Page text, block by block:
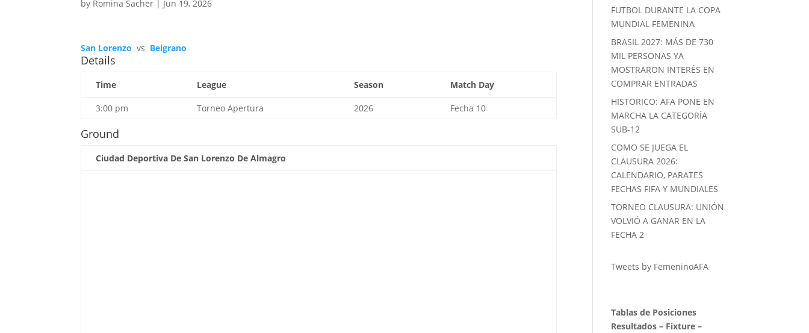
by Romina Sacher | Jun 19, 2026
San Lorenzo vs Belgrano
Details
Time League Season Match Day
3:00 pm Torneo Apertura 2026 Fecha 10
Ground
Ciudad Deportiva De San Lorenzo De Almagro
FUTBOL DURANTE LA COPA
MUNDIAL FEMENINA
BRASIL 2027: MÁS DE 730
MIL PERSONAS YA
MOSTRARON INTERÉS EN
COMPRAR ENTRADAS
HISTORICO: AFA PONE EN
MARCHA LA CATEGORÍA
SUB-12
COMO SE JUEGA EL
CLAUSURA 2026:
CALENDARIO, PARATES
FECHAS FIFA Y MUNDIALES
TORNEO CLAUSURA: UNIÓN
VOLVIÓ A GANAR EN LA
FECHA 2
Tweets by FemeninoAFA
Tablas de Posiciones
Resultados – Fixture –